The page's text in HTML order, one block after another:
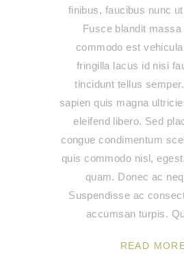
finibus, faucibus nunc
Fusce blandit
commodo est
fringilla lacus id nisi
tincidunt tellus
sapien quis magna
eleifend libero. Sed
congue condimentum
quis commodo nisl,
quam. Donec ac
Suspendisse ac
accumsan turpis.
READ